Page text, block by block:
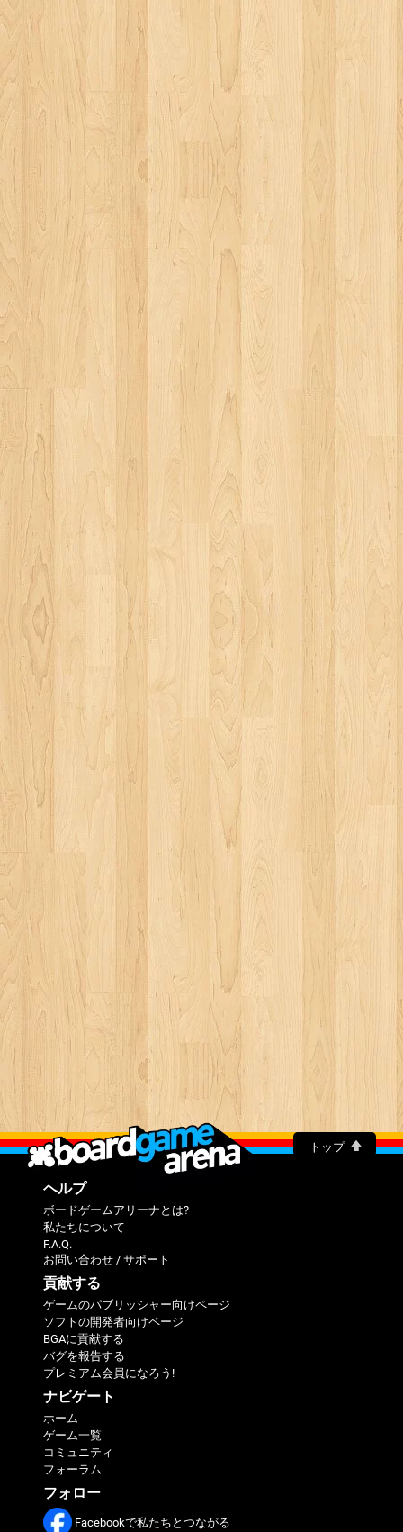
トップ
ヘルプ
ボードゲームアリーナとは?
私たちについて
F.A.Q.
お問い合わせ / サポート
貢献する
ゲームのパブリッシャー向けページ
ソフトの開発者向けページ
BGAに貢献する
バグを報告する
プレミアム会員になろう!
ナビゲート
ホーム
ゲーム一覧
コミュニティ
フォーラム
フォロー
Facebookで私たちとつながる